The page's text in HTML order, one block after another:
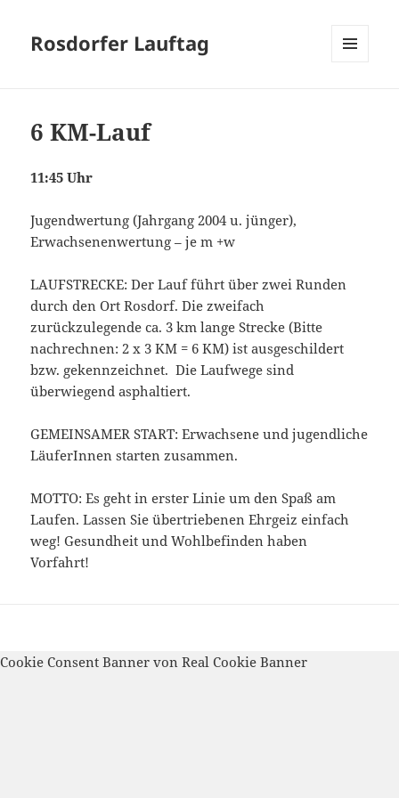
Rosdorfer Lauftag
6 KM-Lauf
11:45 Uhr
Jugendwertung (Jahrgang 2004 u. jünger),
Erwachsenenwertung – je m +w
LAUFSTRECKE: Der Lauf führt über zwei Runden
durch den Ort Rosdorf. Die zweifach
zurückzulegende ca. 3 km lange Strecke (Bitte
nachrechnen: 2 x 3 KM = 6 KM) ist ausgeschildert
bzw. gekennzeichnet. Die Laufwege sind
überwiegend asphaltiert.
GEMEINSAMER START: Erwachsene und jugendliche
LäuferInnen starten zusammen.
MOTTO: Es geht in erster Linie um den Spaß am
Laufen. Lassen Sie übertriebenen Ehrgeiz einfach
weg! Gesundheit und Wohlbefinden haben
Vorfahrt!
Cookie Consent Banner von Real Cookie Banner